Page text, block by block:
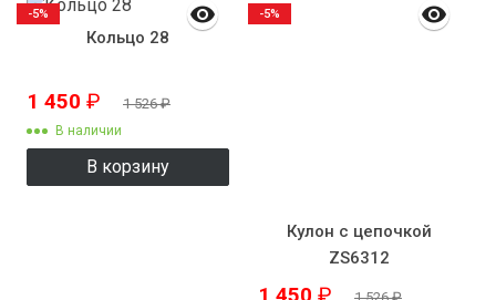
Кольцо 28
1 450 ₽ 1 526₽
В наличии
В корзину
-5%
Кулон с цепочкой
ZS6312
-5%